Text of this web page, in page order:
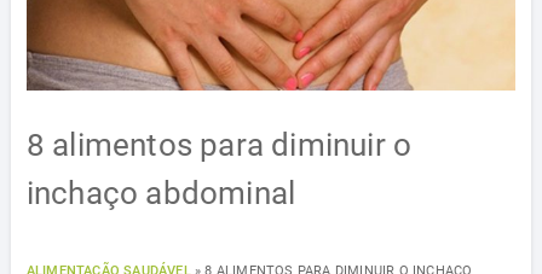
8 alimentos para diminuir o
inchaço abdominal